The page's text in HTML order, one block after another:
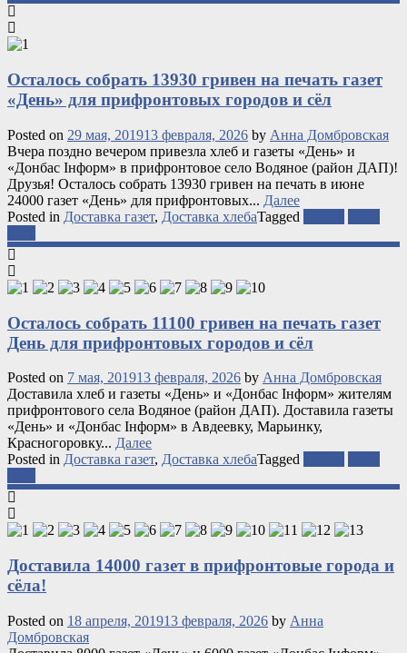
Осталось собрать 13930 гривен на печать газет
«День» для прифронтовых городов и сёл
Posted on 29 мая, 201913 февраля, 2026 by Анна Домбровская
Вчера поздно вечером привезла хлеб и газеты «День» и
«Донбас Інформ» в прифронтовое село Водяное (район ДАП)!
Друзья! Осталось собрать 13930 гривен на печать в июне
24000 газет «День» для прифронтовых... Далее
Posted in Доставка газет, Доставка хлебаTagged
Осталось собрать 11100 гривен на печать газет
День для прифронтовых городов и сёл
Posted on 7 мая, 201913 февраля, 2026 by Анна Домбровская
Доставила хлеб и газеты «День» и «Донбас Інформ» жителям
прифронтового села Водяное (район ДАП). Доставила газеты
«День» и «Донбас Інформ» в Авдеевку, Марьинку,
Красногоровку... Далее
Posted in Доставка газет, Доставка хлебаTagged
Доставила 14000 газет в прифронтовые города и
сёла!
Posted on 18 апреля, 201913 февраля, 2026 by Анна
Домбровская